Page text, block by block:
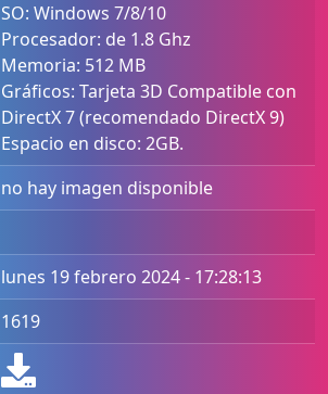
SO: Windows 7/8/10
Procesador: de 1.8 Ghz
Memoria: 512 MB
Gráficos: Tarjeta 3D Compatible con
DirectX 7 (recomendado DirectX 9)
Espacio en disco: 2GB.
no hay imagen disponible
lunes 19 febrero 2024 - 17:28:13
1619